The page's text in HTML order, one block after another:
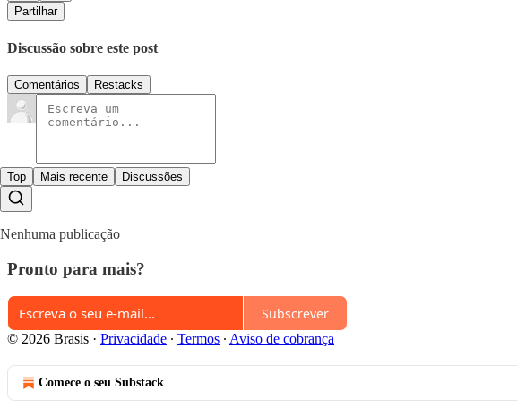
Partilhar
Discussão sobre este post
Comentários Restacks
Top Mais recente Discussões
Nenhuma publicação
Pronto para mais?
Subscrever
© 2026 Brasis · Privacidade ∙ Termos ∙ Aviso de cobrança
Comece o seu Substack